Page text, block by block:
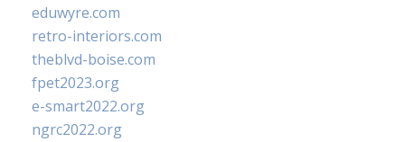
eduwyre.com
retro-interiors.com
theblvd-boise.com
fpet2023.org
e-smart2022.org
ngrc2022.org